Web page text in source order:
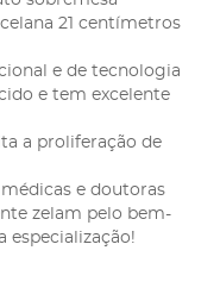
21 centímetros
e de tecnologia
e tem excelente
a proliferação de
e doutoras
zelam pelo bem-
especialização!